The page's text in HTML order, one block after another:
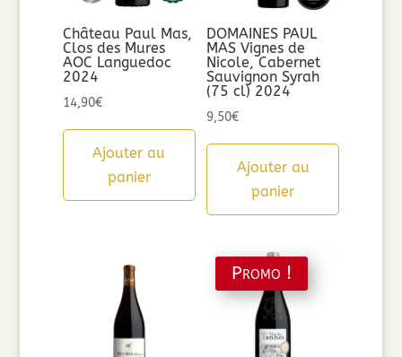
Château Paul Mas,
Clos des Mures
AOC Languedoc
2024
14,90€
Ajouter au
panier
DOMAINES PAUL
MAS Vignes de
Nicole, Cabernet
Sauvignon Syrah
(75 cl) 2024
9,50€
Ajouter au
panier
Promo !